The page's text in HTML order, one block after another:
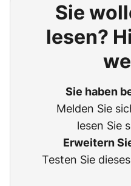
Sie
lesen?
Sie haben
Melden Sie
lesen Sie
Erweitern
Testen Sie